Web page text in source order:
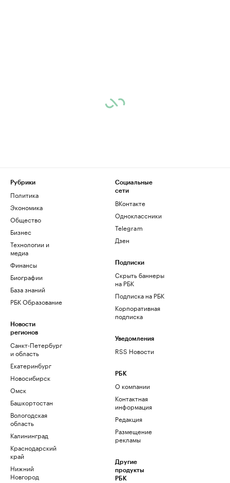
Рубрики
Политика
Экономика
Общество
Бизнес
Технологии и
медиа
Финансы
Биографии
База знаний
РБК Образование
Новости
регионов
Санкт-Петербург
и область
Екатеринбург
Новосибирск
Омск
Башкортостан
Вологодская
область
Калининград
Краснодарский
край
Нижний
Новгород
Социальные
сети
ВКонтакте
Одноклассники
Telegram
Дзен
Подписки
Скрыть баннеры
на РБК
Подписка на РБК
Корпоративная
подписка
Уведомления
RSS Новости
РБК
О компании
Контактная
информация
Редакция
Размещение
рекламы
Другие
продукты
РБК